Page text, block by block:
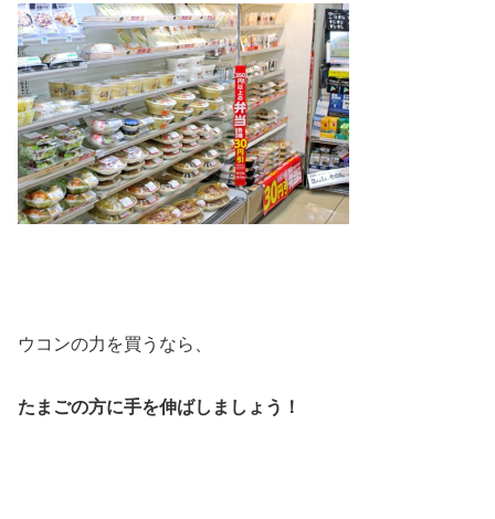
ウコンの力を買うなら、
たまごの方に手を伸ばしましょう！